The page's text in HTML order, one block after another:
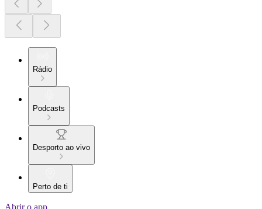
Rádio
Podcasts
Desporto ao vivo
Perto de ti
Abrir o app